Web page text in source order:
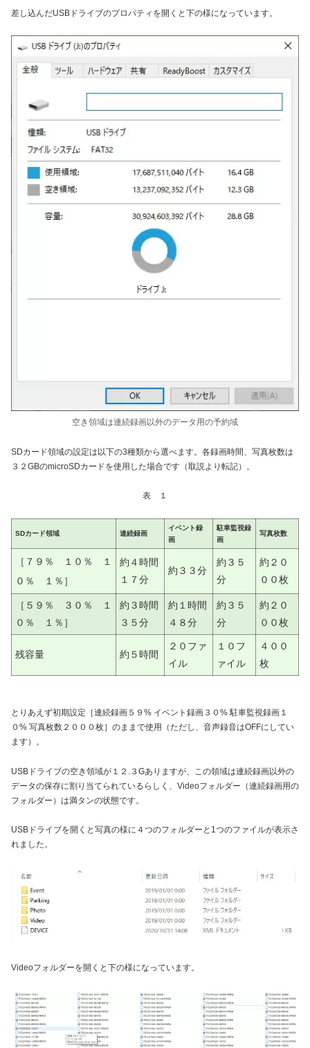
差し込んだUSBドライブのプロパティを開くと下の様になっています。
空き領域は連続録画以外のデータ用の予約域
SDカード領域の設定は以下の3種類から選べます。各録画時間、写真枚数は
３２GBのmicroSDカードを使用した場合です（取説より転記）。
表 １
SDカード領域 連続録画
イベント録
画
駐車監視録
画
写真枚数
［７９％ １０％ １
０％ １％］
約４時間
１７分
約３３分
約３５
分
約２０
００枚
［５９％ ３０％ １
０％ １％］
約３時間
３５分
約１時間
４８分
約３５
分
約２０
００枚
残容量 約５時間
２０ファ
イル
１０フ
ァイル
４００
枚
とりあえず初期設定［連続録画５９% イベント録画３０% 駐車監視録画１
０% 写真枚数２０００枚］のままで使用（ただし、音声録音はOFFにしてい
ます）。
USBドライブの空き領域が１２.３Gありますが、この領域は連続録画以外の
データの保存に割り当てられているらしく、Videoフォルダー（連続録画用の
フォルダー）は満タンの状態です。
USBドライブを開くと写真の様に４つのフォルダーと1つのファイルが表示さ
れました。
Videoフォルダーを開くと下の様になっています。